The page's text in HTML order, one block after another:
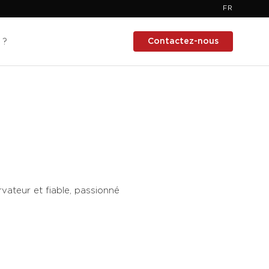
FR
? Contactez-nous
et fiable, passionné